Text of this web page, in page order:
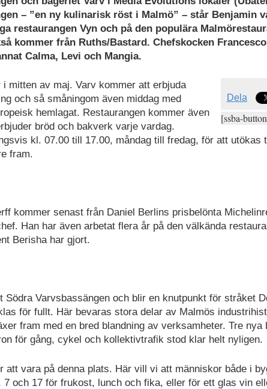
– ”en ny kulinarisk röst i Malmö” – står Benjamin
restaurangen Vyn och på den populära
kommer från Ruths/Bastard. Chefskocken
Calma, Levi och Mangia.
Dela
[ssba-
i mitten av maj. Varv kommer att erbjuda
och så småningom även middag med
hemlagat. Restaurangen kommer även
bröd och bakverk varje vardag.
kl. 07.00 till 17.00, måndag till fredag, för att utökas
fram.
kommer senast från Daniel Berlins prisbelönta
Han har även arbetat flera år på den välkända
Berisha har gjort.
Södra Varvsbassängen och blir en knutpunkt för stråket
för fullt. Här bevaras stora delar av Malmös
fram med en bred blandning av verksamheter. Tre
för gång, cykel och kollektivtrafik stod klar helt nyligen.
att vara på denna plats. Här vill vi att människor både i
7 och 17 för frukost, lunch och fika, eller för ett glas vin